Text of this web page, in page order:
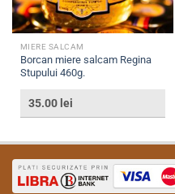
MIERE SALCAM
Borcan miere salcam Regina
Stupului 460g.
35.00 lei